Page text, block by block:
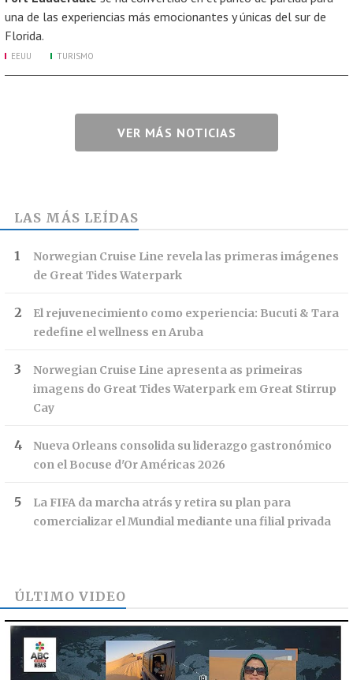
una de las experiencias más emocionantes y únicas del sur de
Florida.
EEUU TURISMO
VER MÁS NOTICIAS
LAS MÁS LEÍDAS
Norwegian Cruise Line revela las primeras imágenes
de Great Tides Waterpark
El rejuvenecimiento como experiencia: Bucuti & Tara
redefine el wellness en Aruba
Norwegian Cruise Line apresenta as primeiras
imagens do Great Tides Waterpark em Great Stirrup
Cay
Nueva Orleans consolida su liderazgo gastronómico
con el Bocuse d'Or Américas 2026
La FIFA da marcha atrás y retira su plan para
comercializar el Mundial mediante una filial privada
ÚLTIMO VIDEO